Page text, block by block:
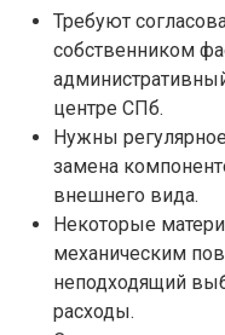
Требуют
собственником
центре СПб.
Нужны
замена
внешнего вида.
Некоторые
механическим
неподходящий
расходы.